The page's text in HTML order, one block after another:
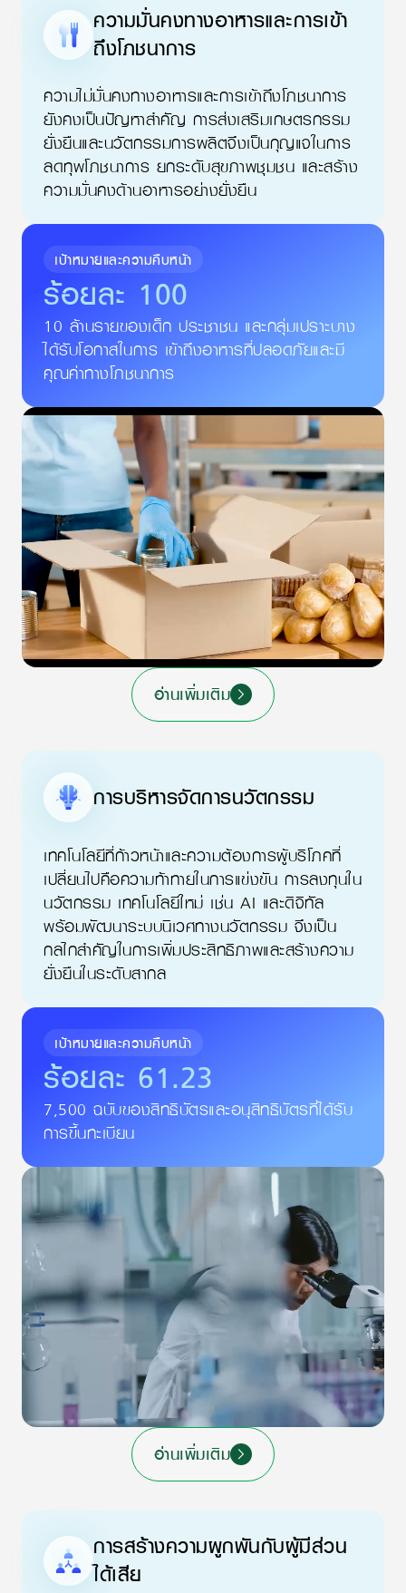
ความมั่นคงทางอาหารและการเข้า
ถึงโภชนาการ
ความไม่มั่นคงทางอาหารและการเข้าถึงโภชนาการ
ยังคงเป็นปัญหาสำคัญ การส่งเสริมเกษตรกรรม
ยั่งยืนและนวัตกรรมการผลิตจึงเป็นกุญแจในการ
ลดทุพโภชนาการ ยกระดับสุขภาพชุมชน และสร้าง
ความมั่นคงด้านอาหารอย่างยั่งยืน
เป้าหมายและความคืบหน้า
ร้อยละ 100
10 ล้านรายของเด็ก ประชาชน และกลุ่มเปราะบาง
ได้รับโอกาสในการ เข้าถึงอาหารที่ปลอดภัยและมี
คุณค่าทางโภชนาการ
อ่านเพิ่มเติม
การบริหารจัดการนวัตกรรม
เทคโนโลยีที่ก้าวหน้าและความต้องการผู้บริโภคที่
เปลี่ยนไปคือความท้าทายในการแข่งขัน การลงทุนใน
นวัตกรรม เทคโนโลยีใหม่ เช่น AI และดิจิทัล
พร้อมพัฒนาระบบนิเวศทางนวัตกรรม จึงเป็น
กลไกสำคัญในการเพิ่มประสิทธิภาพและสร้างความ
ยั่งยืนในระดับสากล
เป้าหมายและความคืบหน้า
ร้อยละ 61.23
7,500 ฉบับของสิทธิบัตรและอนุสิทธิบัตรที่ได้รับ
การขึ้นทะเบียน
อ่านเพิ่มเติม
การสร้างความผูกพันกับผู้มีส่วน
ได้เสีย